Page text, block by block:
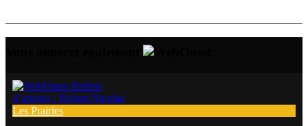
Les Prairies